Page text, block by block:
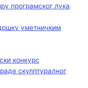
програмског лука
уметничким
конкурс
скулптуралног